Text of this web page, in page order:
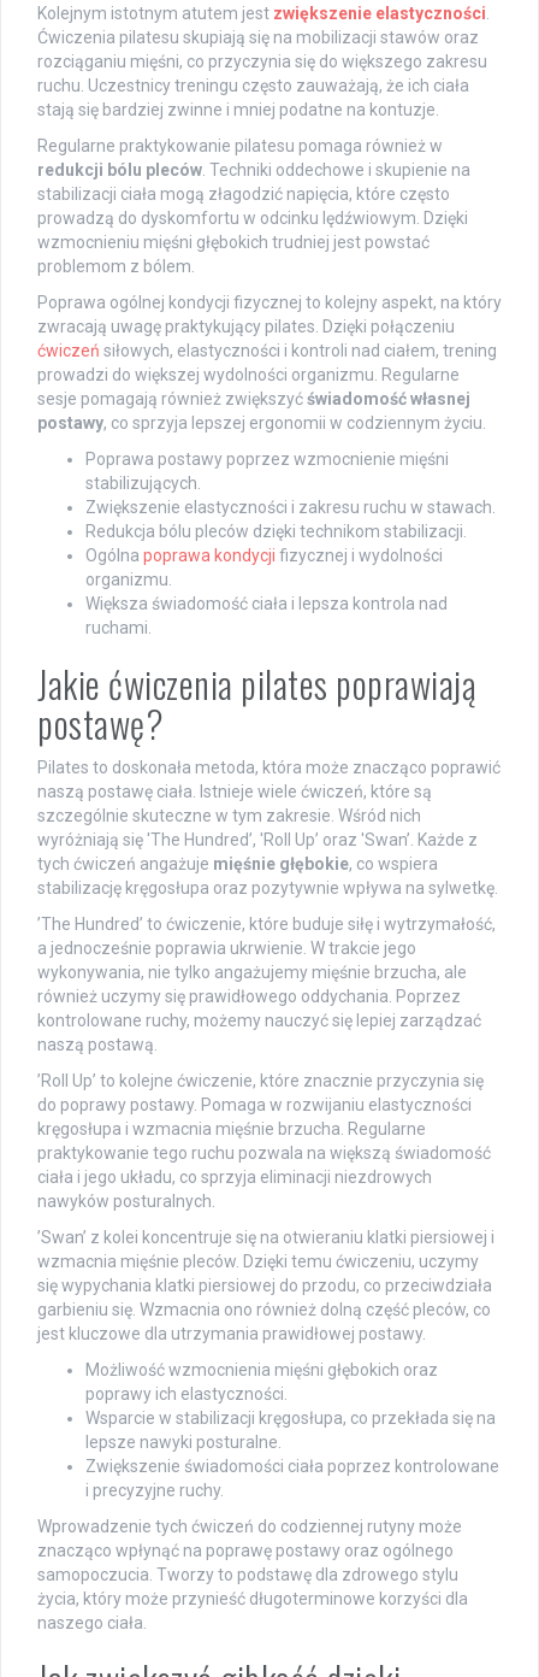
Kolejnym istotnym atutem jest zwiększenie elastyczności.
Ćwiczenia pilatesu skupiają się na mobilizacji stawów oraz
rozciąganiu mięśni, co przyczynia się do większego zakresu
ruchu. Uczestnicy treningu często zauważają, że ich ciała
stają się bardziej zwinne i mniej podatne na kontuzje.
Regularne praktykowanie pilatesu pomaga również w
redukcji bólu pleców. Techniki oddechowe i skupienie na
stabilizacji ciała mogą złagodzić napięcia, które często
prowadzą do dyskomfortu w odcinku lędźwiowym. Dzięki
wzmocnieniu mięśni głębokich trudniej jest powstać
problemom z bólem.
Poprawa ogólnej kondycji fizycznej to kolejny aspekt, na który
zwracają uwagę praktykujący pilates. Dzięki połączeniu
ćwiczeń siłowych, elastyczności i kontroli nad ciałem, trening
prowadzi do większej wydolności organizmu. Regularne
sesje pomagają również zwiększyćświadomość własnej
postawy, co sprzyja lepszej ergonomii w codziennym życiu.
Poprawa postawy poprzez wzmocnienie mięśni
stabilizujących.
Zwiększenie elastyczności i zakresu ruchu w stawach.
Redukcja bólu pleców dzięki technikom stabilizacji.
Ogólna poprawa kondycji fizycznej i wydolności
organizmu.
Większa świadomość ciała i lepsza kontrola nad
ruchami.
Jakie ćwiczenia pilates poprawiają
postawę?
Pilates to doskonała metoda, która może znacząco poprawić
naszą postawę ciała. Istnieje wiele ćwiczeń, które są
szczególnie skuteczne w tym zakresie. Wśród nich
wyróżniają się 'The Hundred’, 'Roll Up’ oraz 'Swan’. Każde z
tych ćwiczeń angażuje mięśnie głębokie, co wspiera
stabilizację kręgosłupa oraz pozytywnie wpływa na sylwetkę.
’The Hundred’ to ćwiczenie, które buduje siłę i wytrzymałość,
a jednocześnie poprawia ukrwienie. W trakcie jego
wykonywania, nie tylko angażujemy mięśnie brzucha, ale
również uczymy się prawidłowego oddychania. Poprzez
kontrolowane ruchy, możemy nauczyć się lepiej zarządzać
naszą postawą.
’Roll Up’ to kolejne ćwiczenie, które znacznie przyczynia się
do poprawy postawy. Pomaga w rozwijaniu elastyczności
kręgosłupa i wzmacnia mięśnie brzucha. Regularne
praktykowanie tego ruchu pozwala na większą świadomość
ciała i jego układu, co sprzyja eliminacji niezdrowych
nawyków posturalnych.
’Swan’ z kolei koncentruje się na otwieraniu klatki piersiowej i
wzmacnia mięśnie pleców. Dzięki temu ćwiczeniu, uczymy
się wypychania klatki piersiowej do przodu, co przeciwdziała
garbieniu się. Wzmacnia ono również dolną część pleców, co
jest kluczowe dla utrzymania prawidłowej postawy.
Możliwość wzmocnienia mięśni głębokich oraz
poprawy ich elastyczności.
Wsparcie w stabilizacji kręgosłupa, co przekłada się na
lepsze nawyki posturalne.
Zwiększenie świadomości ciała poprzez kontrolowane
i precyzyjne ruchy.
Wprowadzenie tych ćwiczeń do codziennej rutyny może
znacząco wpłynąć na poprawę postawy oraz ogólnego
samopoczucia. Tworzy to podstawę dla zdrowego stylu
życia, który może przynieść długoterminowe korzyści dla
naszego ciała.